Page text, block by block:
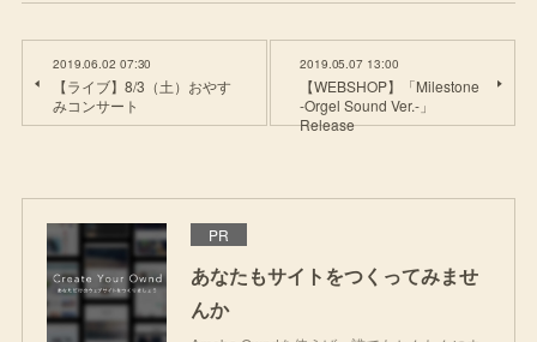
2019.06.02 07:30
【ライブ】8/3（土）おやす
みコンサート
2019.05.07 13:00
【WEBSHOP】「Milestone
-Orgel Sound Ver.-」
Release
PR
あなたもサイトをつくってみませ
んか